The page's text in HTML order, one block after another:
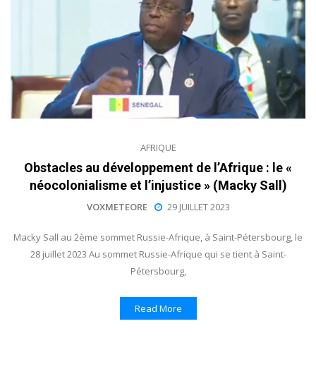
AFRIQUE
Obstacles au développement de l’Afrique : le «
néocolonialisme et l’injustice » (Macky Sall)
VOXMETEORE 29 JUILLET 2023
Macky Sall au 2ème sommet Russie-Afrique, à Saint-Pétersbourg, le
28 juillet 2023 Au sommet Russie-Afrique qui se tient à Saint-
Pétersbourg,
Read More